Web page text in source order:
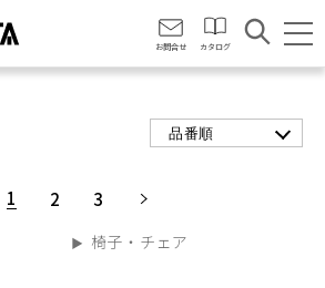
お問合せ カタログ
品番順
1 2 3
椅子・チェア